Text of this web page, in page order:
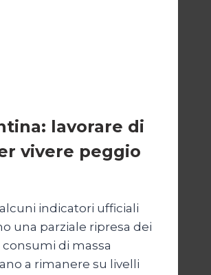
lavorare di
vivere peggio
indicatori ufficiali
una parziale ripresa dei
consumi di massa
a rimanere su livelli